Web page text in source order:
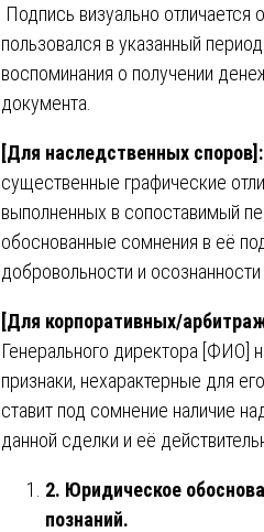
Подпись визуально
пользовался в указанный
воспоминания о получении
документа.
[Для наследственных споров]:
существенные графические
выполненных в сопоставимый
обоснованные сомнения в её
добровольности и
[Для корпоративных/
Генерального директора [ФИО]
признаки, нехарактерные для
ставит под сомнение наличие
данной сделки и её
2. Юридическое
познаний.